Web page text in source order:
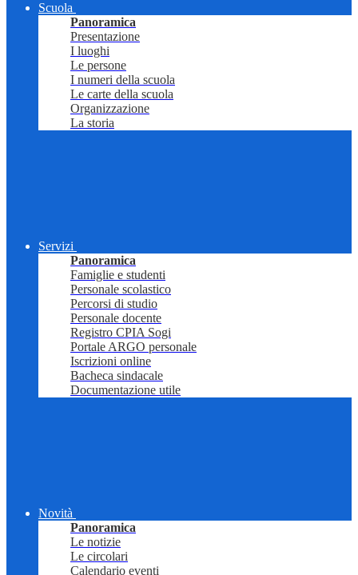
Scuola
Panoramica
Presentazione
I luoghi
Le persone
I numeri della scuola
Le carte della scuola
Organizzazione
La storia
Servizi
Panoramica
Famiglie e studenti
Personale scolastico
Percorsi di studio
Personale docente
Registro CPIA Sogi
Portale ARGO personale
Iscrizioni online
Bacheca sindacale
Documentazione utile
Novità
Panoramica
Le notizie
Le circolari
Calendario eventi